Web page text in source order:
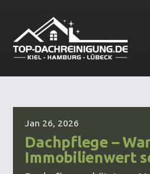
Jan 26, 2026
Dachpflege –
Immobilienwert